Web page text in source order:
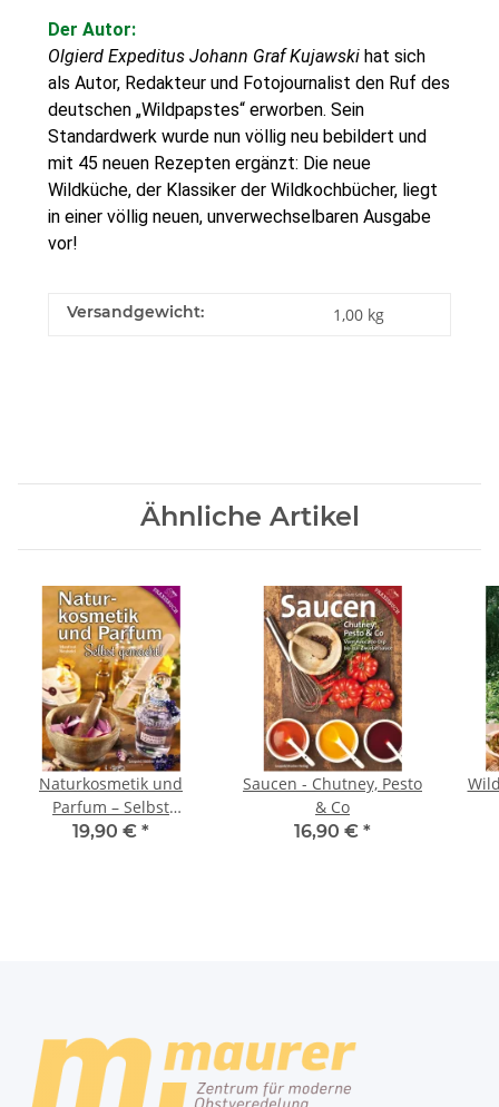
Der Autor:
Olgierd Expeditus Johann Graf Kujawski hat sich
als Autor, Redakteur und Fotojournalist den Ruf des
deutschen „Wildpapstes“ erworben. Sein
Standardwerk wurde nun völlig neu bebildert und
mit 45 neuen Rezepten ergänzt: Die neue
Wildküche, der Klassiker der Wildkochbücher, liegt
in einer völlig neuen, unverwechselbaren Ausgabe
vor!
Versandgewicht: 1,00 kg
Ähnliche Artikel
Naturkosmetik und
Parfum – Selbst
gemacht!
19,90 € *
Saucen - Chutney, Pesto
& Co
16,90 € *